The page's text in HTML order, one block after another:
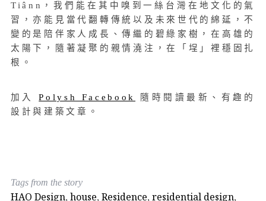
Tiânn，我們能在其中嗅到一絲台灣在地文化的氣
習，亦能見當代翻轉傳統以及未來世代的綿延，不
變的是陪伴家人成長、傳繼的碧綠家樹，在高雄的
太陽下，隨著凝聚的親情澆注，在「埕」裡穩固扎
根。
加入Polysh Facebook
隨時閱讀最新、有趣的
設計與建築文章。
Tags from the story
HAO Design, house, Residence, residential design,